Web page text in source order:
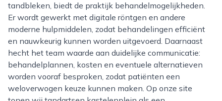
tandbleken, biedt de praktijk behandelmogelijkheden.
Er wordt gewerkt met digitale röntgen en andere
moderne hulpmiddelen, zodat behandelingen efficiënt
en nauwkeurig kunnen worden uitgevoerd. Daarnaast
hecht het team waarde aan duidelijke communicatie:
behandelplannen, kosten en eventuele alternatieven
worden vooraf besproken, zodat patiënten een
weloverwogen keuze kunnen maken. Op onze site